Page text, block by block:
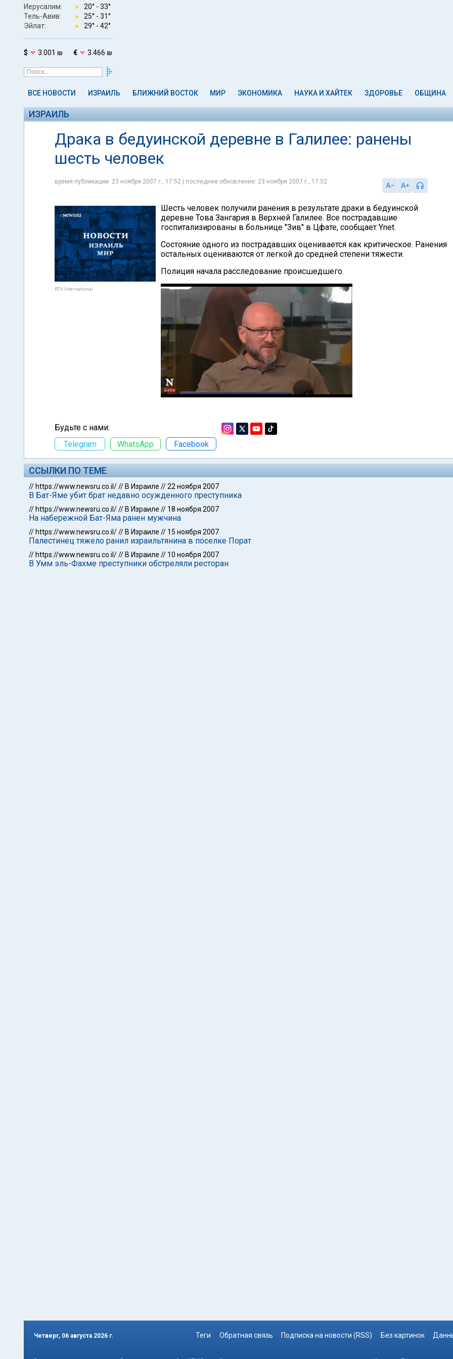
Иерусалим: 20° - 33°
Тель-Авив:
25° - 31°
Эйлат:
29° - 42°
$ 3.001 ₪ € 3.466 ₪
ВСЕ НОВОСТИ ИЗРАИЛЬ БЛИЖНИЙ ВОСТОК МИР ЭКОНОМИКА НАУКА И ХАЙТЕК ЗДОРОВЬЕ ОБЩИНА
ИЗРАИЛЬ
Драка в бедуинской деревне в Галилее: ранены
шесть человек
время публикации: 23 ноября 2007 г., 17:52 | последнее обновление: 23 ноября 2007 г., 17:52
RTV International
Шесть человек получили ранения в результате драки в бедуинской
деревне Това Зангария в Верхней Галилее. Все пострадавшие
госпитализированы в больнице "Зив" в Цфате, сообщает Ynet.
Состояние одного из пострадавших оценивается как критическое. Ранения
остальных оцениваются от легкой до средней степени тяжести.
Полиция начала расследование происшедшего.
Будьте с нами:
Telegram
WhatsApp Facebook
ССЫЛКИ ПО ТЕМЕ
// https://www.newsru.co.il/// В Израиле //22 ноября 2007
В Бат-Яме убит брат недавно осужденного преступника
// https://www.newsru.co.il/// В Израиле // 18 ноября 2007
На набережной Бат-Яма ранен мужчина
// https://www.newsru.co.il/// В Израиле // 15 ноября 2007
Палестинец тяжело ранил израильтянина в поселке Порат
// https://www.newsru.co.il/// В Израиле // 10 ноября 2007
В Умм эль-Фахме преступники обстреляли ресторан
Четверг, 06 августа 2026 г. Теги Обратная связь Подписка на новости (RSS) Без картинок